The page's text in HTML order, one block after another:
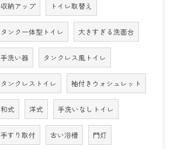
収納アップ トイレ取替え
タンク一体型トイレ 大きすぎる洗面台
手洗い器 タンクレス風トイレ
タンクレストイレ 袖付きウォシュレット
和式 洋式 手洗いなしトイレ
手すり取付 古い浴槽 門灯